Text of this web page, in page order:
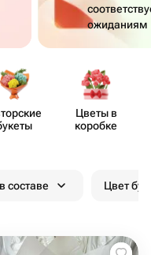
ожиданиям
Цветы в
коробке
составе Цвет